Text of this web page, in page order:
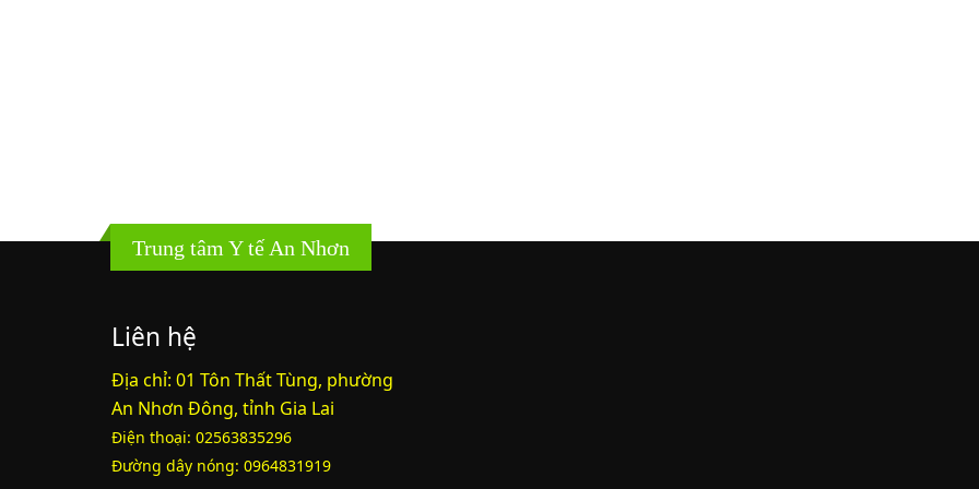
Trung tâm Y tế An Nhơn
Liên hệ
Địa chỉ: 01 Tôn Thất Tùng, phường
An Nhơn Đông, tỉnh Gia Lai
Điện thoại: 02563835296
Đường dây nóng: 0964831919